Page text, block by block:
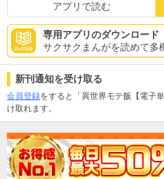
アプリで読む
専用アプリのダウンロード
サクサクまんがを読めて多
新刊通知を受け取る
会員登録をすると「異世界モテ飯【電子
け取れます。